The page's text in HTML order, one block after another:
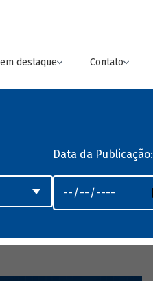
destaque Contato
Data da Publicação: